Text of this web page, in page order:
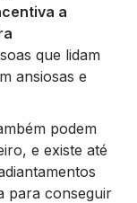
a
que lidam
ansiosas e
podem
e existe até
para conseguir